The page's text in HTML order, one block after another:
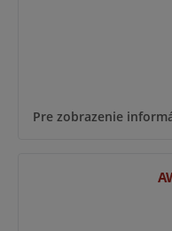
Pre zobrazenie